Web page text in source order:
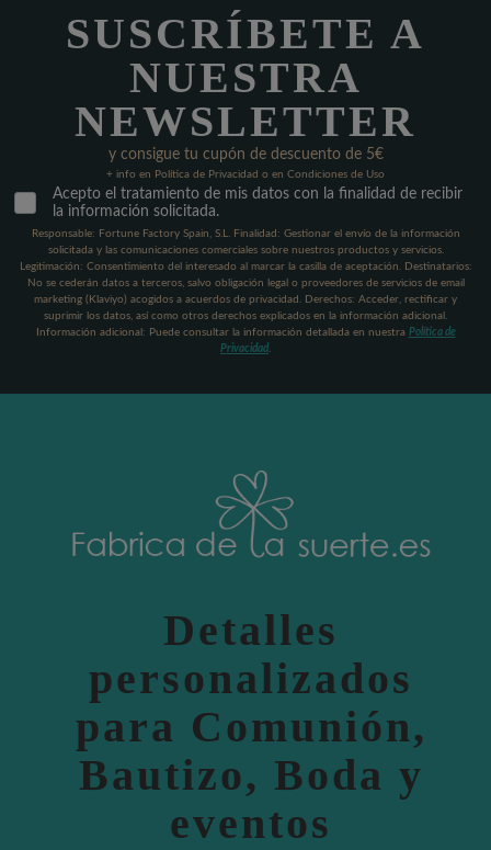
SUSCRÍBETE A
NUESTRA
NEWSLETTER
y consigue tu cupón de descuento de 5€
+ info en Política de Privacidad o en Condiciones de Uso
Acepto el tratamiento de mis datos con la finalidad de recibir
la información solicitada.
Responsable: Fortune Factory Spain, S.L. Finalidad: Gestionar el envío de la información
solicitada y las comunicaciones comerciales sobre nuestros productos y servicios.
Legitimación: Consentimiento del interesado al marcar la casilla de aceptación. Destinatarios:
No se cederán datos a terceros, salvo obligación legal o proveedores de servicios de email
marketing (Klaviyo) acogidos a acuerdos de privacidad. Derechos: Acceder, rectificar y
suprimir los datos, así como otros derechos explicados en la información adicional.
Información adicional: Puede consultar la información detallada en nuestra Política de
Privacidad
Detalles
personalizados
para Comunión,
Bautizo, Boda y
eventos